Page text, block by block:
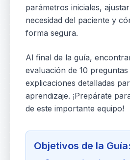
parámetros iniciales,
necesidad del paciente y
forma segura.
Al final de la guía,
evaluación de 10
explicaciones detalladas
aprendizaje. ¡Prepárate
de este importante equipo!
Objetivos de la Guía: